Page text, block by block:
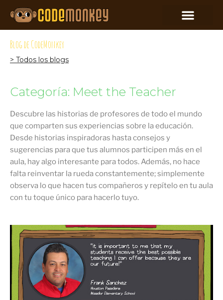
Blog de CodeMonkey
> Todos los blogs
Categoría: Meet the Teacher
Descubre las historias de profesores de todo el mundo
que comparten sus experiencias sobre la educación.
Desde historias inspiradoras hasta consejos y
sugerencias para que tus alumnos participen más en el
aula, hay algo interesante para todos. Además, no hace
falta reinventar la rueda constantemente; simplemente
observa lo que hacen tus compañeros y repítelo en tu aula
con tu toque único para hacerlo tuyo.